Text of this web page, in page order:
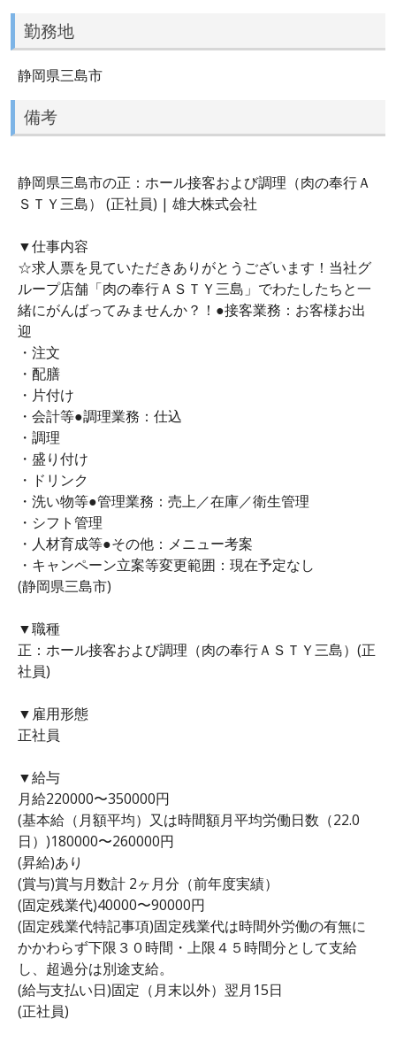
勤務地
静岡県三島市
備考
静岡県三島市の正：ホール接客および調理（肉の奉行Ａ
ＳＴＹ三島） (正社員) | 雄大株式会社
▼仕事内容
☆求人票を見ていただきありがとうございます！当社グ
ループ店舗「肉の奉行ＡＳＴＹ三島」でわたしたちと一
緒にがんばってみませんか？！●接客業務：お客様お出
迎
・注文
・配膳
・片付け
・会計等●調理業務：仕込
・調理
・盛り付け
・ドリンク
・洗い物等●管理業務：売上／在庫／衛生管理
・シフト管理
・人材育成等●その他：メニュー考案
・キャンペーン立案等変更範囲：現在予定なし
(静岡県三島市)
▼職種
正：ホール接客および調理（肉の奉行ＡＳＴＹ三島）(正
社員)
▼雇用形態
正社員
▼給与
月給220000〜350000円
(基本給（月額平均）又は時間額月平均労働日数（22.0
日）)180000〜260000円
(昇給)あり
(賞与)賞与月数計 2ヶ月分（前年度実績）
(固定残業代)40000〜90000円
(固定残業代特記事項)固定残業代は時間外労働の有無に
かかわらず下限３０時間・上限４５時間分として支給
し、超過分は別途支給。
(給与支払い日)固定（月末以外）翌月15日
(正社員)